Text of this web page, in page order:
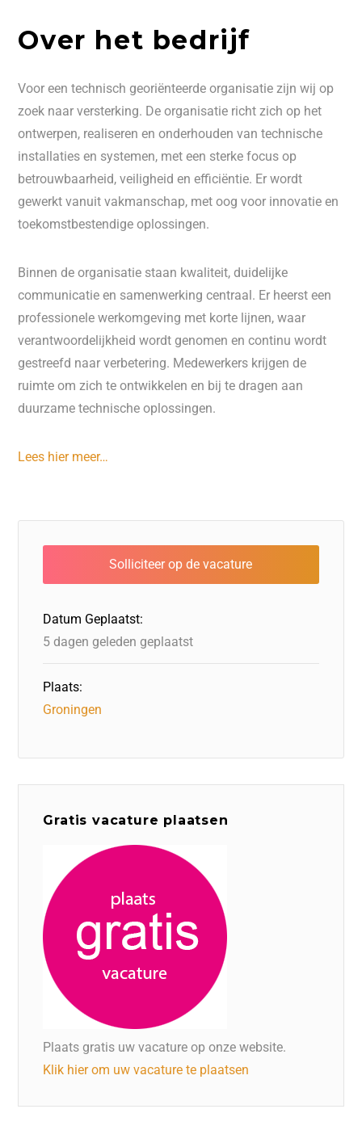
Over het bedrijf
Voor een technisch georiënteerde organisatie zijn wij op
zoek naar versterking. De organisatie richt zich op het
ontwerpen, realiseren en onderhouden van technische
installaties en systemen, met een sterke focus op
betrouwbaarheid, veiligheid en efficiëntie. Er wordt
gewerkt vanuit vakmanschap, met oog voor innovatie en
toekomstbestendige oplossingen.
Binnen de organisatie staan kwaliteit, duidelijke
communicatie en samenwerking centraal. Er heerst een
professionele werkomgeving met korte lijnen, waar
verantwoordelijkheid wordt genomen en continu wordt
gestreefd naar verbetering. Medewerkers krijgen de
ruimte om zich te ontwikkelen en bij te dragen aan
duurzame technische oplossingen.
Lees hier meer…
Datum Geplaatst:
5 dagen geleden geplaatst
Plaats:
Groningen
Gratis vacature plaatsen
Plaats gratis uw vacature op onze website.
Klik hier om uw vacature te plaatsen